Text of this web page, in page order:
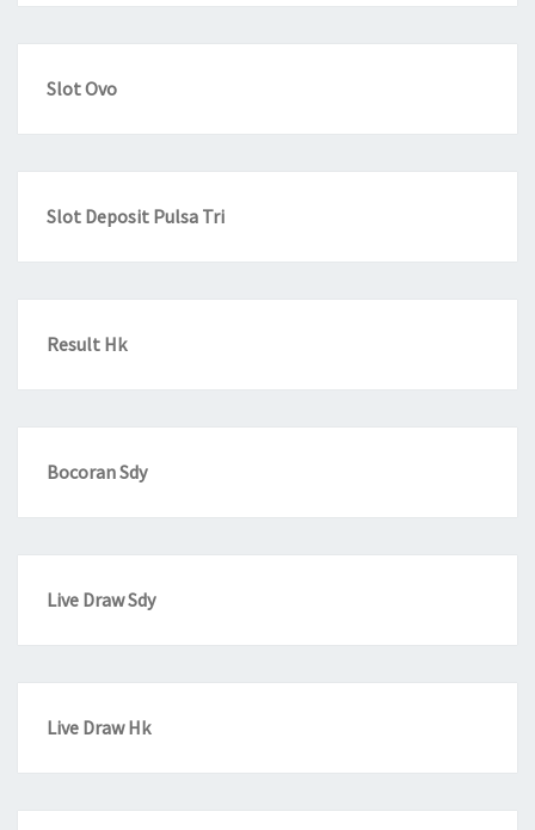
Slot Ovo
Slot Deposit Pulsa Tri
Result Hk
Bocoran Sdy
Live Draw Sdy
Live Draw Hk